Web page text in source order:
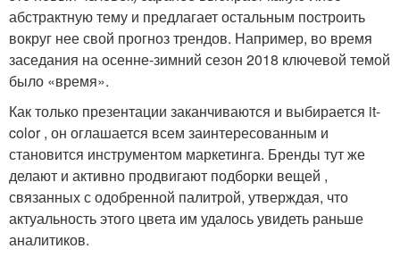
абстрактную тему и предлагает остальным построить
вокруг нее свой прогноз трендов. Например, во время
заседания на осенне-зимний сезон 2018 ключевой темой
было «время».
Как только презентации заканчиваются и выбирается it-
color , он оглашается всем заинтересованным и
становится инструментом маркетинга. Бренды тут же
делают и активно продвигают подборки вещей ,
связанных с одобренной палитрой, утверждая, что
актуальность этого цвета им удалось увидеть раньше
аналитиков.